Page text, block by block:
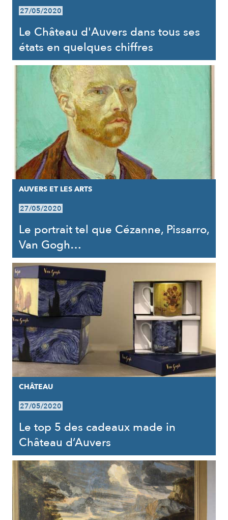
27/05/2020
Le Château d'Auvers dans tous ses
états en quelques chiffres
AUVERS ET LES ARTS
27/05/2020
Le portrait tel que Cézanne, Pissarro,
Van Gogh…
CHÂTEAU
27/05/2020
Le top 5 des cadeaux made in
Château d’Auvers